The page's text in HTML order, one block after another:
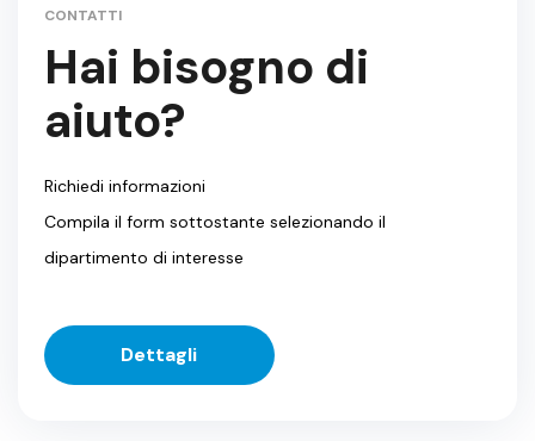
CONTATTI
Hai bisogno di
aiuto?
Richiedi informazioni
Compila il form sottostante selezionando il
dipartimento di interesse
Dettagli